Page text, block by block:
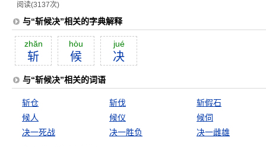
阅读(3137次)
与“斩候决”相关的字典解释
zhăn
斩
hòu
候
jué
决
与“斩候决”相关的词语
斩仓 斩伐
斩假石
候人
候仪
候伺
决一死战
决一胜负 决一雌雄